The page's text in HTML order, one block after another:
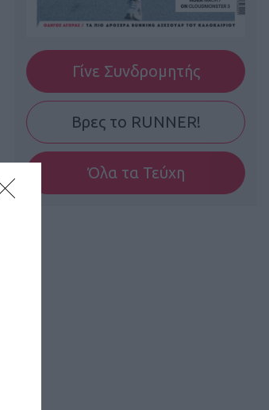
Γίνε Συνδρομητής
Βρες το RUNNER!
Όλα τα Τεύχη